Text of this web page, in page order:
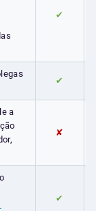
✔
✔
a
✘
✔